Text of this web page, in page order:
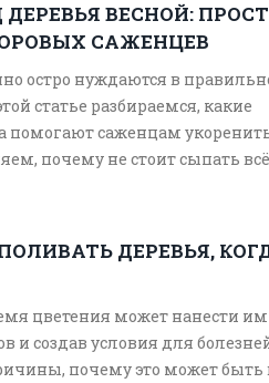
ВЕСНОЙ:
САЖЕНЦЕВ
остро нуждаются в
статье разбираемся, какие
помогают саженцам
почему не стоит сыпать
ДЕРЕВЬЯ,
цветения может нанести им
и создав условия для
почему это может быть